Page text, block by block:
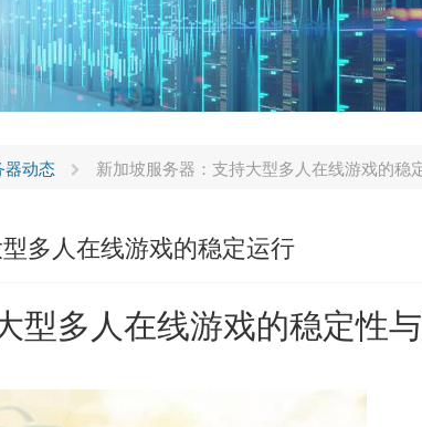
器动态 新加坡服务器：支持大型多人在线游戏的稳
多人在线游戏的稳定运行
型多人在线游戏的稳定性